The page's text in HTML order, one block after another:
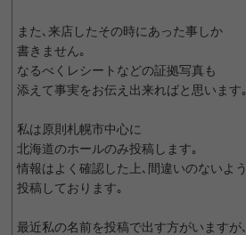
また､来店したその時にあった事しか
書きません｡
なるべくレシートなどの証拠写真も
添えて事実をお伝え出来ればと思います｡
私は原則札幌市中心に
北海道のホールのみ投稿します｡
情報はよく確認した上､間違いのないよう
投稿しております｡
最近私の名前を投稿で出す方がいますが､